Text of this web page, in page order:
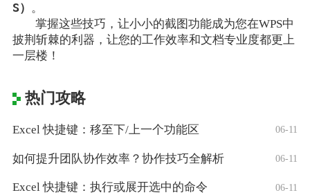
S） 。
掌握这些技巧，让小小的截图功能成为您在WPS中
披荆斩棘的利器，让您的工作效率和文档专业度都更上
一层楼！
热门攻略
Excel 快捷键：移至下/上一个功能区 06-11
如何提升团队协作效率？协作技巧全解析 06-11
Excel 快捷键：执行或展开选中的命令 06-11